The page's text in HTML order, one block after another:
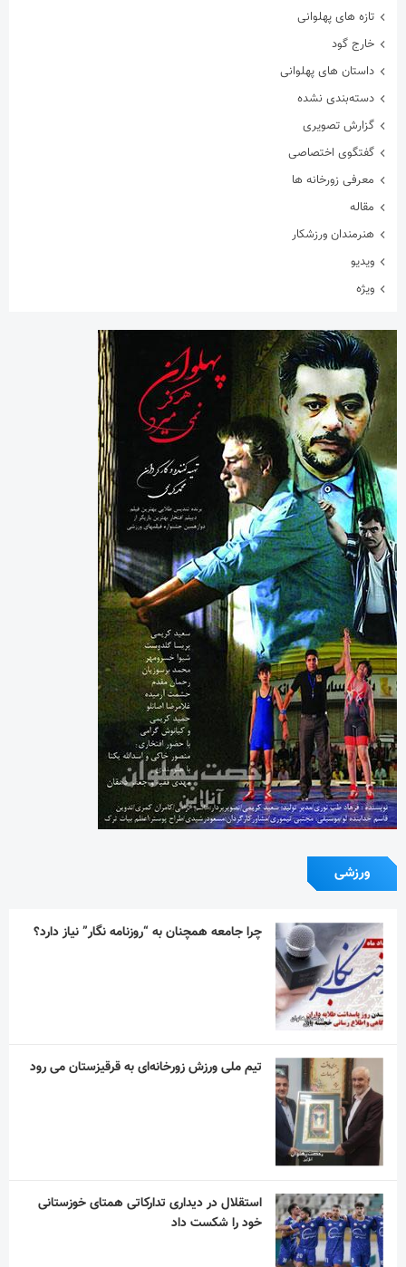
تازه های پهلوانی
خارج گود
داستان های پهلوانی
دسته‌بندی نشده
گزارش تصویری
گفتگوی اختصاصی
معرفی زورخانه ها
مقاله
هنرمندان ورزشکار
ویدیو
ویژه
ورزشی
چرا جامعه همچنان به “روزنامه نگار” نیاز دارد؟
تیم ملی ورزش زورخانه‌ای به قرقیزستان می رود
استقلال در دیداری تدارکاتی همتای خوزستانی
خود را شکست داد